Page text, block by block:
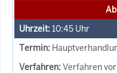
10:45 Uhr
Verfahren